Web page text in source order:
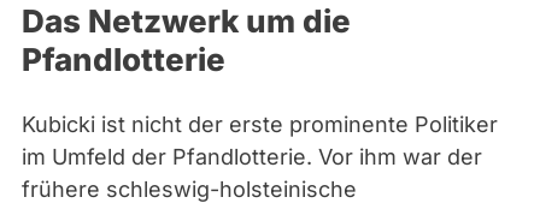
Das Netzwerk um die
Pfandlotterie
Kubicki ist nicht der erste prominente Politiker
im Umfeld der Pfandlotterie. Vor ihm war der
frühere schleswig-holsteinische